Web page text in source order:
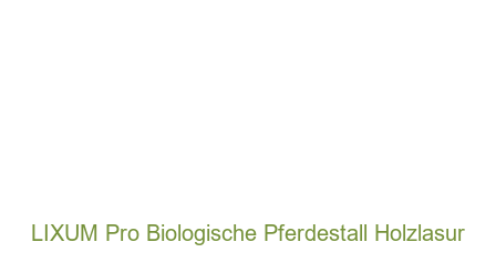
LIXUM Pro Biologische Pferdestall Holzlasur